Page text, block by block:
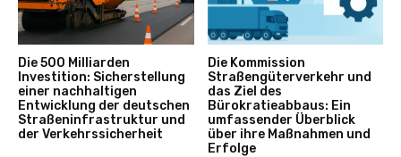
Die 500 Milliarden
Investition: Sicherstellung
einer nachhaltigen
Entwicklung der deutschen
Straßeninfrastruktur und
der Verkehrssicherheit
Die Kommission
Straßengüterverkehr und
das Ziel des
Bürokratieabbaus: Ein
umfassender Überblick
über ihre Maßnahmen und
Erfolge